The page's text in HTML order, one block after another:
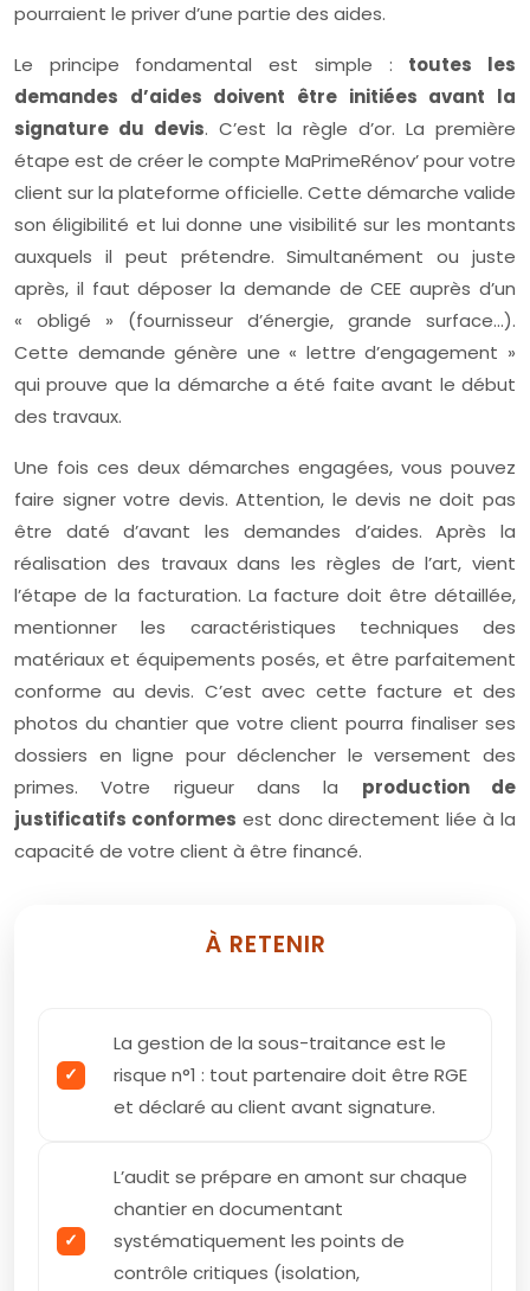
pourraient le priver d’une partie des aides.
Le principe fondamental est simple : toutes les
demandes d’aides doivent être initiées avant la
signature du devis. C’est la règle d’or. La première
étape est de créer le compte MaPrimeRénov’ pour votre
client sur la plateforme officielle. Cette démarche valide
son éligibilité et lui donne une visibilité sur les montants
auxquels il peut prétendre. Simultanément ou juste
après, il faut déposer la demande de CEE auprès d’un
« obligé » (fournisseur d’énergie, grande surface…).
Cette demande génère une « lettre d’engagement »
qui prouve que la démarche a été faite avant le début
des travaux.
Une fois ces deux démarches engagées, vous pouvez
faire signer votre devis. Attention, le devis ne doit pas
être daté d’avant les demandes d’aides. Après la
réalisation des travaux dans les règles de l’art, vient
l’étape de la facturation. La facture doit être détaillée,
mentionner les caractéristiques techniques des
matériaux et équipements posés, et être parfaitement
conforme au devis. C’est avec cette facture et des
photos du chantier que votre client pourra finaliser ses
dossiers en ligne pour déclencher le versement des
primes. Votre rigueur dans la production de
justificatifs conformes est donc directement liée à la
capacité de votre client à être financé.
À RETENIR
La gestion de la sous-traitance est le
risque n°1 : tout partenaire doit être RGE
et déclaré au client avant signature.
L’audit se prépare en amont sur chaque
chantier en documentant
systématiquement les points de
contrôle critiques (isolation,